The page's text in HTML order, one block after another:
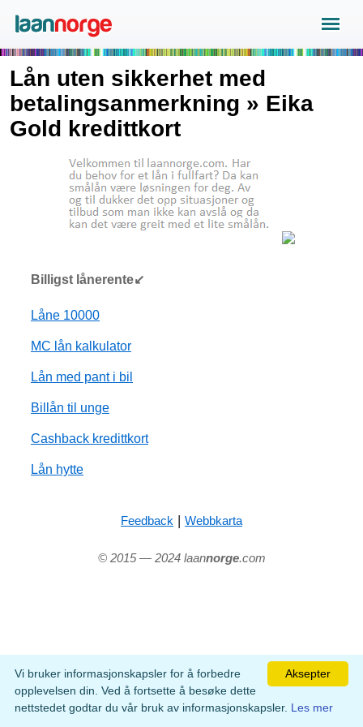
Lån uten sikkerhet med
betalingsanmerkning » Eika
Gold kredittkort
Billigst lånerente↙
Låne 10000
MC lån kalkulator
Lån med pant i bil
Billån til unge
Cashback kredittkort
Lån hytte
Feedback | Webbkarta
© 2015 — 2024 laannorge.com
Aksepter
Vi bruker informasjonskapsler for å forbedre
opplevelsen din. Ved å fortsette å besøke dette
nettstedet godtar du vår bruk av informasjonskapsler. Les mer